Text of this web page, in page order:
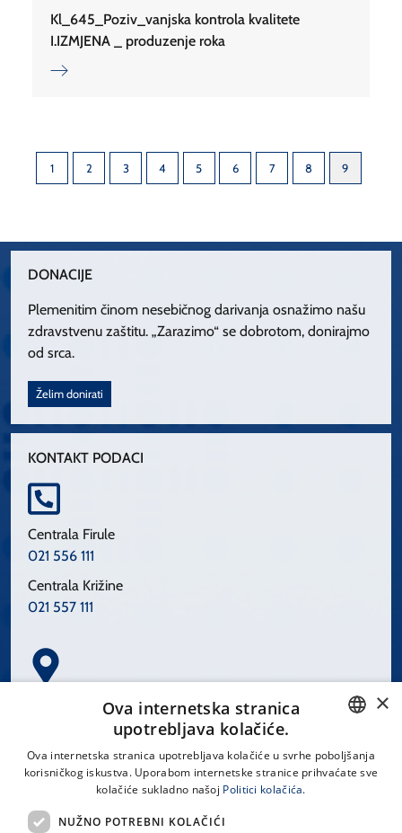
Kl_645_Poziv_vanjska kontrola kvalitete
I.IZMJENA _ produzenje roka
1 2 3 4 5 6 7 8 9
DONACIJE
Plemenitim činom nesebičnog darivanja osnažimo našu
zdravstvenu zaštitu. „Zarazimo“ se dobrotom, donirajmo
od srca.
Želim donirati
KONTAKT PODACI
Centrala Firule
021 556 111
Centrala Križine
021 557 111
Spinčićeva 1, 21000 Split
CROATIAN
×
Ova internetska stranica
upotrebljava kolačiće.
Ova internetska stranica upotrebljava kolačiće u svrhe poboljšanja
korisničkog iskustva. Uporabom internetske stranice prihvaćate sve
kolačiće sukladno našoj Politici kolačića.
NUŽNO POTREBNI KOLAČIĆI